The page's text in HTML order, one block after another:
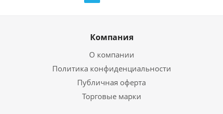
Компания
О компании
Политика конфиденциальности
Публичная оферта
Торговые марки